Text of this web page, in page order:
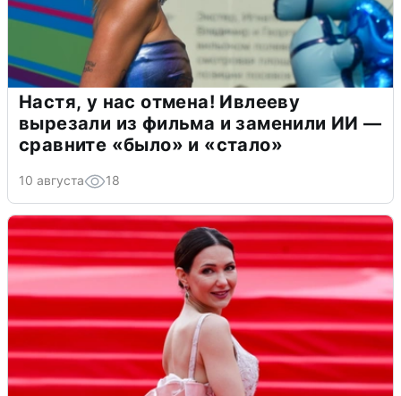
Настя, у нас отмена! Ивлееву
вырезали из фильма и заменили ИИ —
сравните «было» и «стало»
10 августа 18